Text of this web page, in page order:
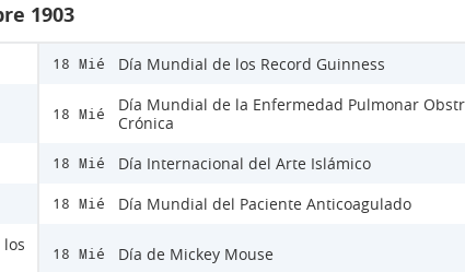
1903
18 Mié Día Mundial de los Record Guinness
18 Mié
Día Mundial de la Enfermedad Pulmonar
Crónica
18 Mié Día Internacional del Arte Islámico
18 Mié Día Mundial del Paciente Anticoagulado
18 Mié Día de Mickey Mouse